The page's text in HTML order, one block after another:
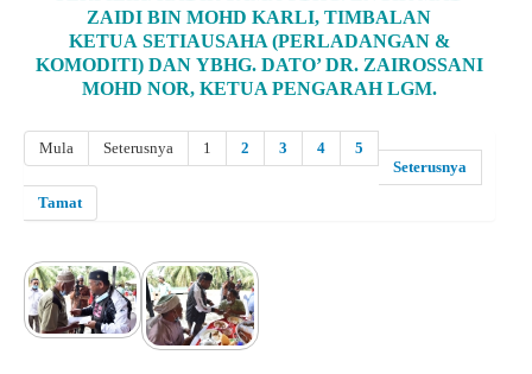
ZAIDI BIN MOHD KARLI, TIMBALAN
KETUA SETIAUSAHA (PERLADANGAN &
KOMODITI) DAN YBHG. DATO’ DR. ZAIROSSANI
MOHD NOR, KETUA PENGARAH LGM.
Mula Seterusnya 1 2 3 4
5
Seterusnya
Tamat